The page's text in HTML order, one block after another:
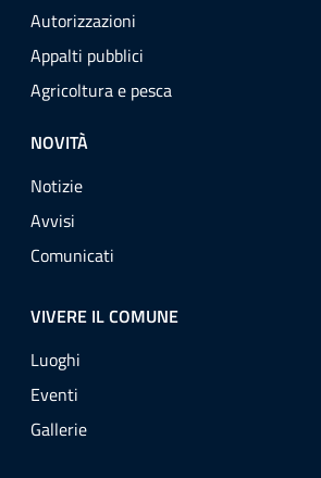
Autorizzazioni
Appalti pubblici
Agricoltura e pesca
NOVITÀ
Notizie
Avvisi
Comunicati
VIVERE IL COMUNE
Luoghi
Eventi
Gallerie